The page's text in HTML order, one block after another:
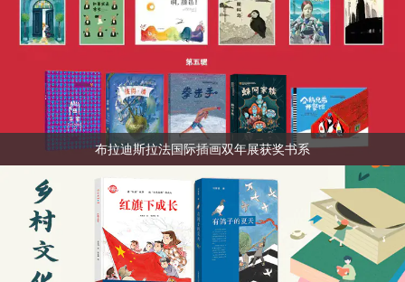
布拉迪斯拉法国际插画双年展获奖书系